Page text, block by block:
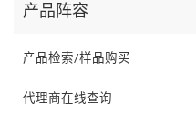
产品阵容
产品检索/样品购买
代理商在线查询